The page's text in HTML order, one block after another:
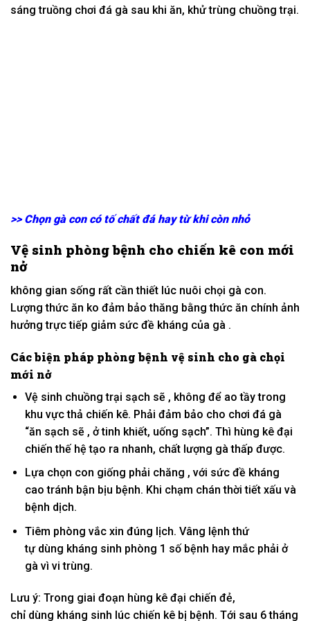
sáng truồng chơi đá gà sau khi ăn, khử trùng chuồng trại.
>>Chọn gà con có tố chất đá hay từ khi còn nhỏ
Vệ sinh phòng bệnh cho chiến kê con mới
nở
không gian sống rất cần thiết lúc nuôi chọi gà con.
Lượng thức ăn ko đảm bảothăng bằng thức ăn chính ảnh
hưởng trực tiếp giảm sức đề kháng của gà .
Cácbiện pháp phòng bệnh vệ sinh cho gà chọi
mới nở
Vệ sinh chuồng trại sạch sẽ , không để aotầytrong
khu vực thả chiến kê. Phải đảm bảo cho chơi đá gà
“ăn sạch sẽ , ởtinh khiết, uống sạch”. Thì hùng kê đại
chiến thế hệ tạo ra nhanh, chất lượng gàthấp được.
Lựa chọn con giống phải chăng , với sức đề kháng
caotránh bận bịu bệnh. Khi chạm chán thời tiết xấu và
bệnh dịch.
Tiêm phòng vắc xin đúng lịch. Vâng lệnhthứ
tự dùng kháng sinh phòng 1 số bệnh hay mắc phải ở
gà vì vi trùng.
Lưu ý: Trong giai đoạn hùng kê đại chiến đẻ,
chỉ dùng kháng sinh lúc chiến kê bị bệnh. Tới sau 6 tháng